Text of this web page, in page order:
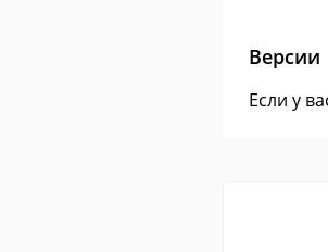
Версии
Если у